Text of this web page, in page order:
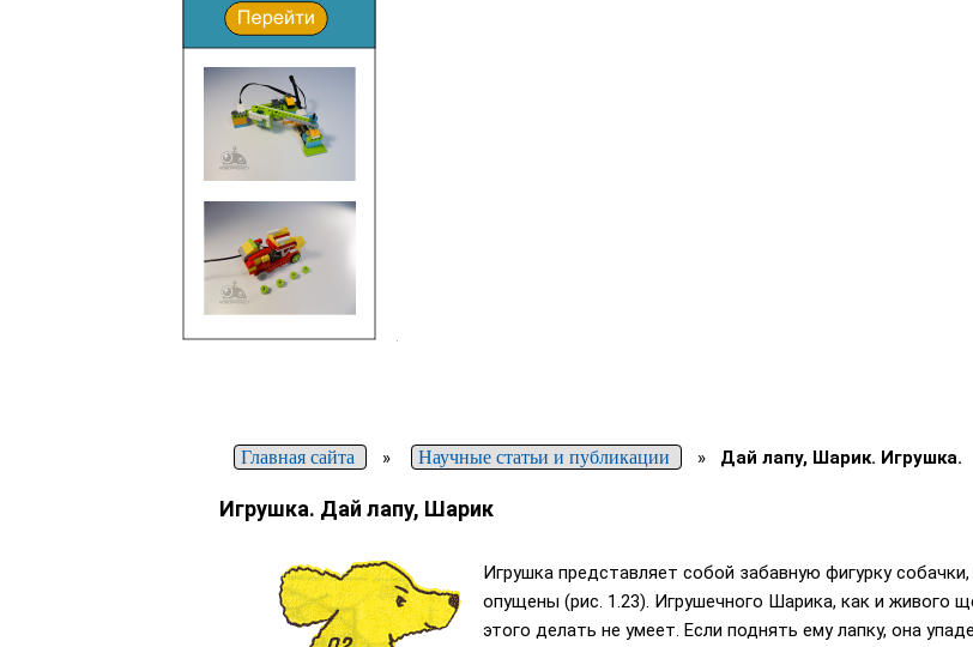
Главная сайта » Научные статьи и публикации » Дай лапу, Шарик. Игрушка.
Игрушка. Дай лапу, Шарик
Игрушка представляет собой забавную фигурку
опущены (рис. 1.23). Игрушечного Шарика, как и живого
этого делать не умеет. Если поднять ему лапку, она